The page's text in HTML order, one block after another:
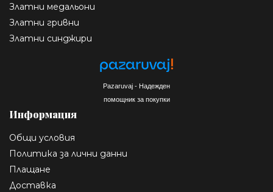
Златни медальони
Златни гривни
Златни синджири
Pazaruvaj - Надежден
помощник за покупки
Информация
Общи условия
Политика за лични данни
Плащане
Доставка